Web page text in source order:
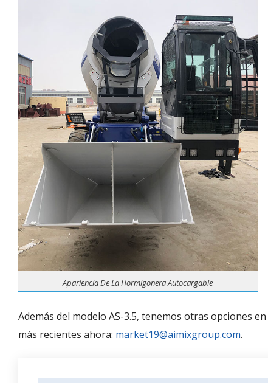
Apariencia De La Hormigonera Autocargable
Además del modelo AS-3.5, tenemos otras opciones en
más recientes ahora: market19@aimixgroup.com.